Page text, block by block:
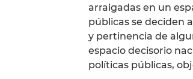
arraigadas en un
públicas se deciden
y pertinencia de
espacio decisorio
políticas públicas,